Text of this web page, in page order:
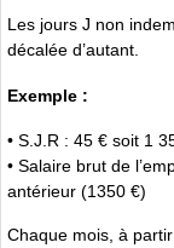
Les jours J non
décalée d’autant.
Exemple :
• S.J.R : 45 € soit 1
• Salaire brut de
antérieur (1350 €)
Chaque mois, à